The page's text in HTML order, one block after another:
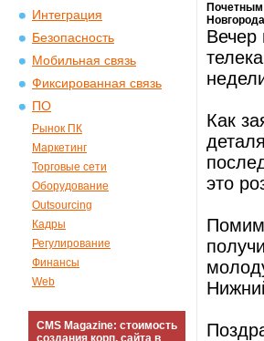
Интеграция
Безопасность
Мобильная связь
Фиксированная связь
ПО
Рынок ПК
Маркетинг
Торговые сети
Оборудование
Outsourcing
Кадры
Регулирование
Финансы
Web
CMS Magazine: стоимость
создания корп. сайта в
Почетным
Вечер
Как
это